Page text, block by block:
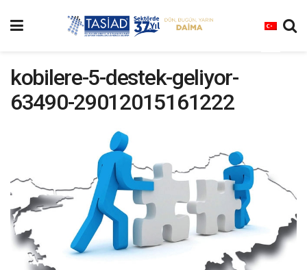
kobilere-5-destek-geliyor-
63490-29012015161222